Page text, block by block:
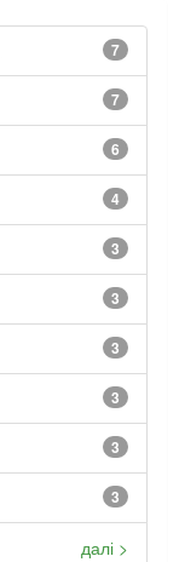
7
7
6
4
3
3
3
3
3
3
далі >